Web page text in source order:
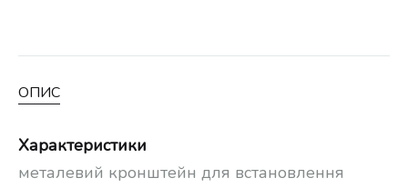
ОПИС
Характеристики
металевий кронштейн для встановлення